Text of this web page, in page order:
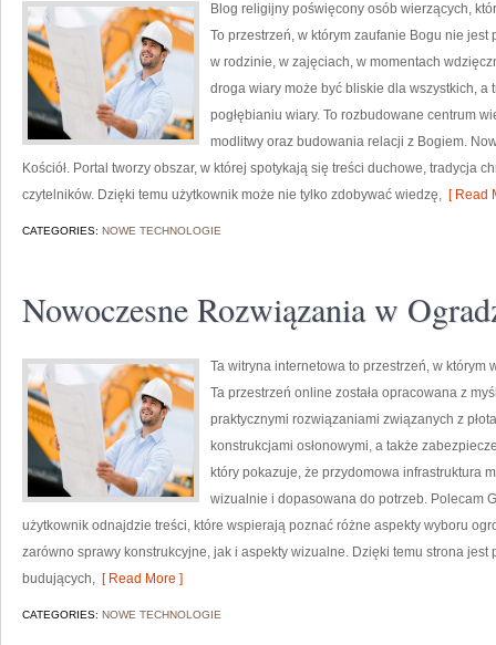
Blog religijny poświęcony osób wierzących,
To przestrzeń, w którym zaufanie Bogu nie
w rodzinie, w zajęciach, w momentach
droga wiary może być bliskie dla wszystkich,
pogłębianiu wiary. To rozbudowane centrum
modlitwy oraz budowania relacji z Bogiem.
Kościół. Portal tworzy obszar, w której spotykają się treści duchowe, tradycja
czytelników. Dzięki temu użytkownik może nie tylko zdobywać wiedzę, [ Read
CATEGORIES: NOWE TECHNOLOGIE
Nowoczesne Rozwiązania w
Ta witryna internetowa to przestrzeń, w którym
Ta przestrzeń online została opracowana z
praktycznymi rozwiązaniami związanych z
konstrukcjami osłonowymi, a także
który pokazuje, że przydomowa infrastruktura
wizualnie i dopasowana do potrzeb. Polecam
użytkownik odnajdzie treści, które wspierają poznać różne aspekty wyboru
zarówno sprawy konstrukcyjne, jak i aspekty wizualne. Dzięki temu strona
budujących, [ Read More ]
CATEGORIES: NOWE TECHNOLOGIE